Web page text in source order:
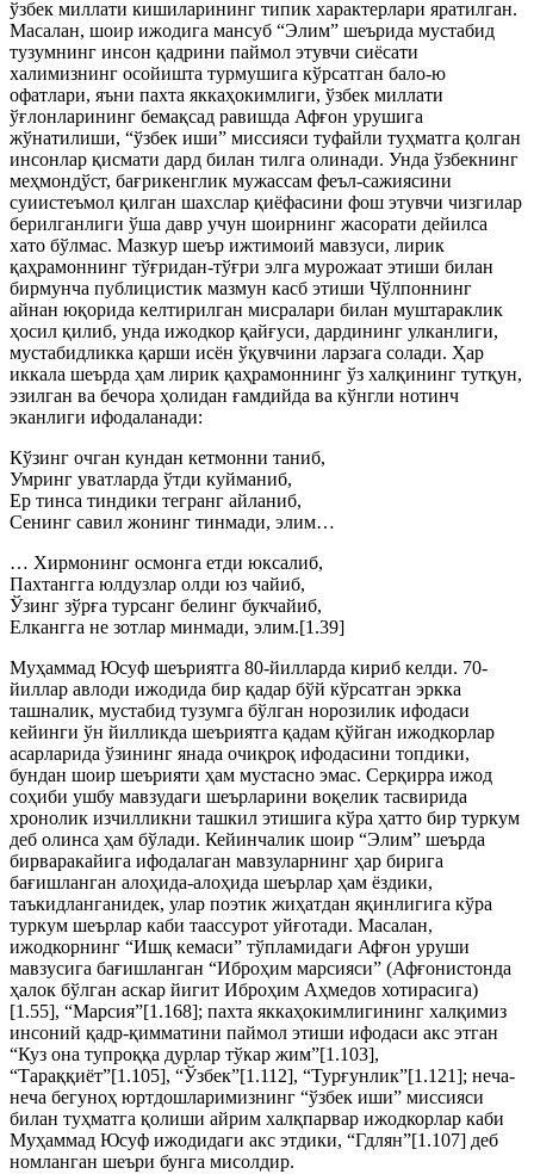
ўзбек миллати кишиларининг типик характерлари яратилган.
Масалан, шоир ижодига мансуб “Элим” шеърида мустабид
тузумнинг инсон қадрини паймол этувчи сиёсати
халимизнинг осойишта турмушига кўрсатган бало-ю
офатлари, яъни пахта яккаҳокимлиги, ўзбек миллати
ўғлонларининг бемақсад равишда Афғон урушига
жўнатилиши, “ўзбек иши” миссияси туфайли туҳматга қолган
инсонлар қисмати дард билан тилга олинади. Унда ўзбекнинг
меҳмондўст, бағрикенглик мужассам феъл-сажиясини
суиистеъмол қилган шахслар қиёфасини фош этувчи чизгилар
берилганлиги ўша давр учун шоирнинг жасорати дейилса
хато бўлмас. Мазкур шеър ижтимоий мавзуси, лирик
қаҳрамоннинг тўғридан-тўғри элга мурожаат этиши билан
бирмунча публицистик мазмун касб этиши Чўлпоннинг
айнан юқорида келтирилган мисралари билан муштараклик
ҳосил қилиб, унда ижодкор қайғуси, дардининг улканлиги,
мустабидликка қарши исён ўқувчини ларзага солади. Ҳар
иккала шеърда ҳам лирик қаҳрамоннинг ўз халқининг тутқун,
эзилган ва бечора ҳолидан ғамдийда ва кўнгли нотинч
эканлиги ифодаланади:
Кўзинг очган кундан кетмонни таниб,
Умринг уватларда ўтди куйманиб,
Ер тинса тиндики тегранг айланиб,
Сенинг савил жонинг тинмади, элим…
… Хирмонинг осмонга етди юксалиб,
Пахтангга юлдузлар олди юз чайиб,
Ўзинг зўрға турсанг белинг букчайиб,
Елкангга не зотлар минмади, элим.[1.39]
Муҳаммад Юсуф шеъриятга 80-йилларда кириб келди. 70-
йиллар авлоди ижодида бир қадар бўй кўрсатган эркка
ташналик, мустабид тузумга бўлган норозилик ифодаси
кейинги ўн йилликда шеъриятга қадам қўйган ижодкорлар
асарларида ўзининг янада очиқроқ ифодасини топдики,
бундан шоир шеърияти ҳам мустасно эмас. Серқирра ижод
соҳиби ушбу мавзудаги шеърларини воқелик тасвирида
хронолик изчилликни ташкил этишига кўра ҳатто бир туркум
деб олинса ҳам бўлади. Кейинчалик шоир “Элим” шеърда
бирваракайига ифодалаган мавзуларнинг ҳар бирига
бағишланган алоҳида-алоҳида шеърлар ҳам ёздики,
таъкидланганидек, улар поэтик жиҳатдан яқинлигига кўра
туркум шеърлар каби таассурот уйғотади. Масалан,
ижодкорнинг “Ишқ кемаси” тўпламидаги Афғон уруши
мавзусига бағишланган “Иброҳим марсияси” (Афғонистонда
ҳалок бўлган аскар йигит Иброҳим Аҳмедов хотирасига)
[1.55], “Марсия”[1.168]; пахта яккаҳокимлигининг халқимиз
инсоний қадр-қимматини паймол этиши ифодаси акс этган
“Куз она тупроққа дурлар тўкар жим”[1.103],
“Тараққиёт”[1.105], “Ўзбек”[1.112], “Турғунлик”[1.121]; неча-
неча бегуноҳ юртдошларимизнинг “ўзбек иши” миссияси
билан туҳматга қолиши айрим халқпарвар ижодкорлар каби
Муҳаммад Юсуф ижодидаги акс этдики, “Гдлян”[1.107] деб
номланган шеъри бунга мисолдир.